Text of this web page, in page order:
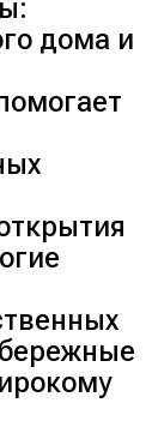
дома и